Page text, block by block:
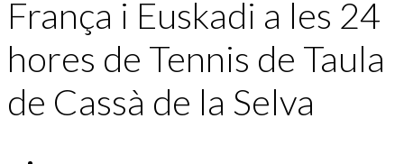
França i Euskadi a les 24
hores de Tennis de Taula
de Cassà de la Selva